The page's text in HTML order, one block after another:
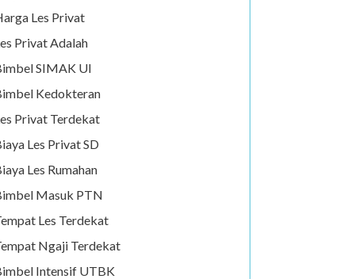
Les Privat
Privat Adalah
SIMAK UI
Kedokteran
Privat Terdekat
Les Privat SD
Les Rumahan
Masuk PTN
Les Terdekat
Ngaji Terdekat
Intensif UTBK